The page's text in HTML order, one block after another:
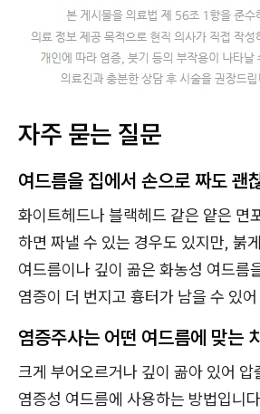
자주 묻는 질문
여드름을 집에서 손으로 짜도 괜
화이트헤드나 블랙헤드 같은 얕은 면
하면 짜낼 수 있는 경우도 있지만, 붉
여드름이나 깊이 곪은 화농성 여드름
염증이 더 번지고 흉터가 남을 수 있
염증주사는 어떤 여드름에 맞는
크게 부어오르거나 깊이 곪아 있어 압
염증성 여드름에 사용하는 방법입니